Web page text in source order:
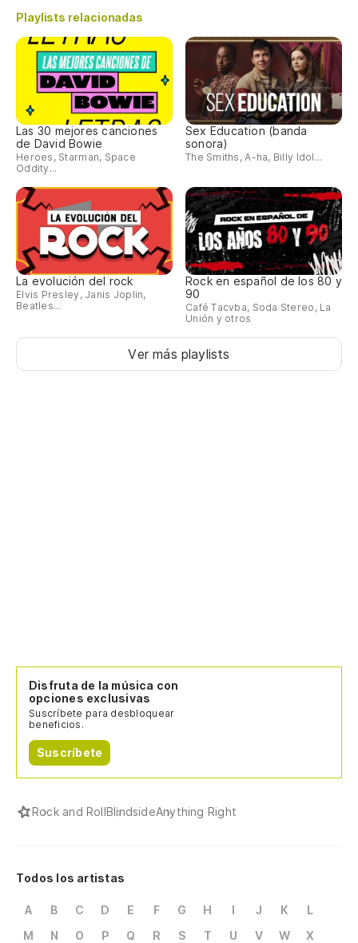
Playlists relacionadas
Las 30 mejores canciones
de David Bowie
Heroes, Starman, Space
Oddity...
Sex Education (banda
sonora)
The Smiths, A-ha, Billy Idol...
La evolución del rock
Elvis Presley, Janis Joplin,
Beatles...
Rock en español de los 80 y
90
Café Tacvba, Soda Stereo, La
Unión y otros
Ver más playlists
Disfruta de la música con
opciones exclusivas
Suscríbete para desbloquear
beneficios.
Suscríbete
Rock and RollBlindsideAnything Right
Todos los artistas
A B C D E F G H I J K
L
M
N O P Q R S T U V W
X